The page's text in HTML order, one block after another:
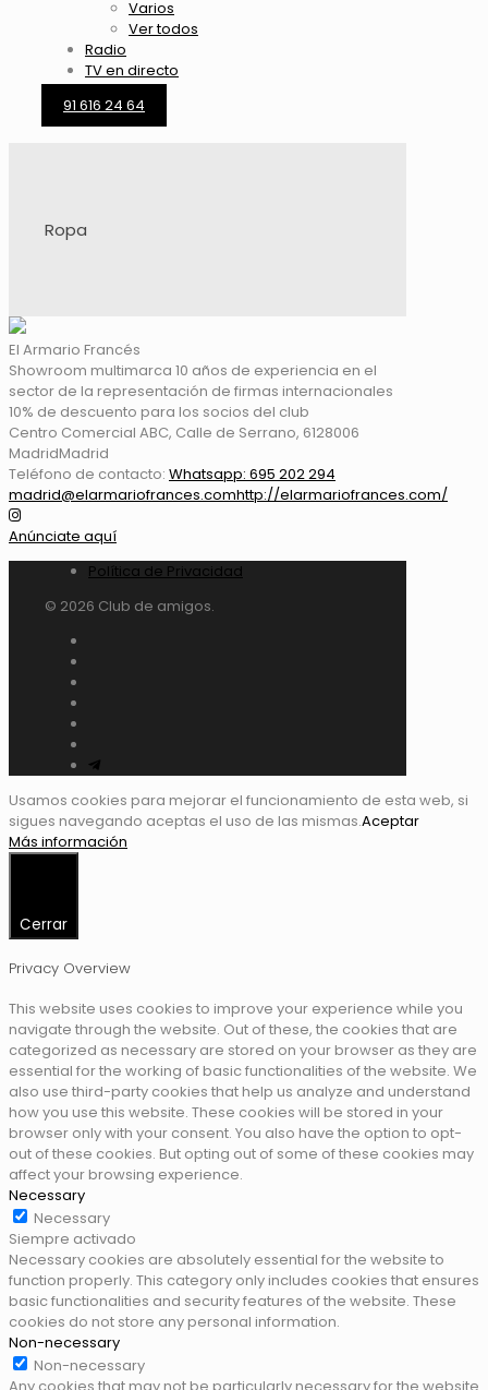
Varios
Ver todos
Radio
TV en directo
91 616 24 64
Ropa
El Armario Francés
Showroom multimarca 10 años de experiencia en el
sector de la representación de firmas internacionales
10% de descuento para los socios del club
Centro Comercial ABC, Calle de Serrano, 6128006
MadridMadrid
Teléfono de contacto: Whatsapp: 695 202 294
madrid@elarmariofrances.comhttp://elarmariofrances.com/
Anúnciate aquí
Política de Privacidad
© 2026 Club de amigos.
Usamos cookies para mejorar el funcionamiento de esta web, si
sigues navegando aceptas el uso de las mismas.Aceptar
Más información
Cerrar
Privacy Overview
This website uses cookies to improve your experience while you
navigate through the website. Out of these, the cookies that are
categorized as necessary are stored on your browser as they are
essential for the working of basic functionalities of the website. We
also use third-party cookies that help us analyze and understand
how you use this website. These cookies will be stored in your
browser only with your consent. You also have the option to opt-
out of these cookies. But opting out of some of these cookies may
affect your browsing experience.
Necessary
Necessary
Siempre activado
Necessary cookies are absolutely essential for the website to
function properly. This category only includes cookies that ensures
basic functionalities and security features of the website. These
cookies do not store any personal information.
Non-necessary
Non-necessary
Any cookies that may not be particularly necessary for the website